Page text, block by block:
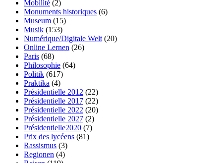
Mobilité (2)
Monuments historiques (6)
Museum (15)
Musik (153)
Numérique/Digitale Welt (20)
Online Lernen (26)
Paris (68)
Philosophie (64)
Politik (617)
Praktika (4)
Présidentielle 2012 (22)
Présidentielle 2017 (22)
Présidentielle 2022 (20)
Présidentielle 2027 (2)
Présidentielle2020 (7)
Prix des lycéens (81)
Rassismus (3)
Regionen (4)